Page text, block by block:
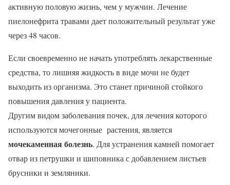
активную половую жизнь, чем у мужчин. Лечение
пиелонефрита травами дает положительный результат уже
через 48 часов.
Если своевременно не начать употреблять лекарственные
средства, то лишняя жидкость в виде мочи не будет
выходить из организма. Это станет причиной стойкого
повышения давления у пациента.
Другим видом заболевания почек, для лечения которого
используются мочегонные растения, является
мочекаменная болезнь. Для устранения камней помогает
отвар из петрушки и шиповника с добавлением листьев
брусники и земляники.